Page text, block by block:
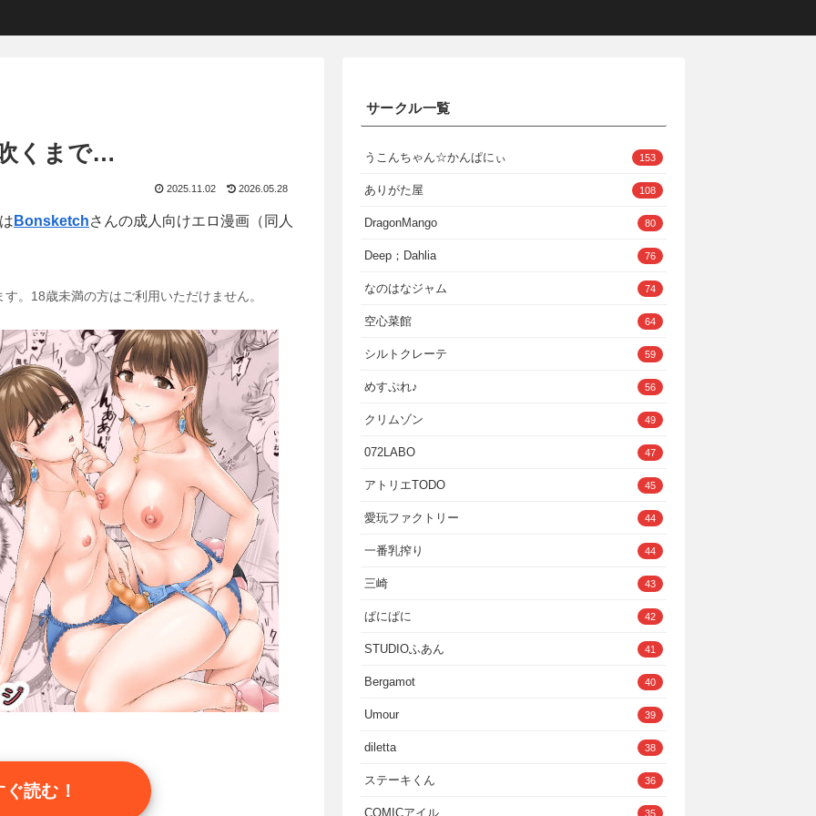
くまで…
2025.11.02 2026.05.28
Bonsketchさんの成人向けエロ漫画（同人
。18歳未満の方はご利用いただけません。
ぐ読む！
サークル一覧
うこんちゃん☆かんぱにぃ 153
ありがた屋 108
DragonMango 80
Deep；Dahlia 76
なのはなジャム 74
空心菜館 64
シルトクレーテ 59
めすぷれ♪ 56
クリムゾン 49
072LABO 47
アトリエTODO 45
愛玩ファクトリー 44
一番乳搾り 44
三崎 43
ぱにぱに 42
STUDIOふあん 41
Bergamot 40
Umour 39
diletta 38
ステーキくん 36
COMICアイル 35